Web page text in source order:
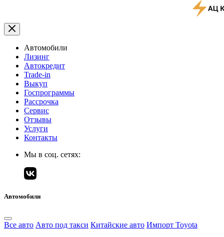
Автомобили
Лизинг
Автокредит
Trade-in
Выкуп
Госпрограммы
Рассрочка
Сервис
Отзывы
Услуги
Контакты
Мы в соц. сетях:
Автомобили
Все авто Авто под такси Китайские авто Импорт Toyota